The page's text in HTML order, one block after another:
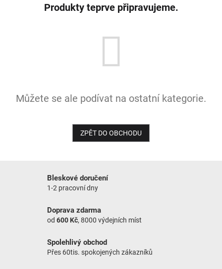
Produkty teprve připravujeme.
Můžete se ale podívat na ostatní kategorie.
ZPĚT DO OBCHODU
Bleskové doručení
1-2 pracovní dny
Doprava zdarma
od 600 Kč, 8000 výdejních míst
Spolehlivý obchod
Přes 60tis. spokojených zákazníků